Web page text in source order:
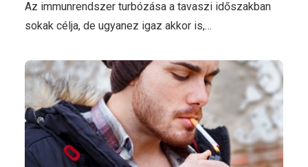
Az immunrendszer turbózása a tavaszi időszakban
sokak célja, de ugyanez igaz akkor is,…